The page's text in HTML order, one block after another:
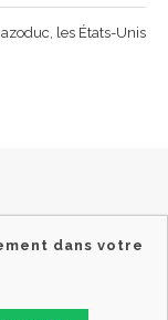
les États-Unis
dans votre